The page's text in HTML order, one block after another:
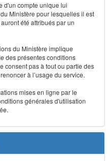
d'un compte unique lui
Ministère pour lesquelles il est
été attribués par un
du Ministère implique
des présentes conditions
consent pas à tout ou partie des
à l’usage du service.
mises en ligne par le
générales d'utilisation